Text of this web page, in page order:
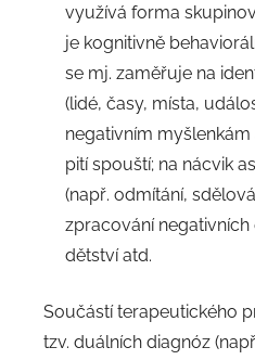
využívá forma
je kognitivně
se mj. zaměřuje na
(lidé, časy, místa,
negativním
pití spouští; na nácvik
(např. odmítání,
zpracování
dětství atd.
Součástí terapeutického
tzv. duálních diagnóz